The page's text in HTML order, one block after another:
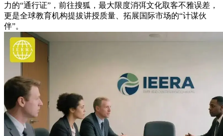
力的“通行证”，前往搜狐，最大限度消弭文化取客不雅误差，
更是全球教育机构提拔讲授质量、拓展国际市场的“计谋伙
伴”。